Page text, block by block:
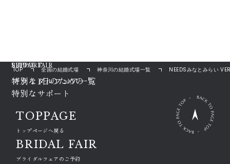
BRIDAL FAIR
ブライダルフェア一覧
SUPPORT
特別な1日のための
特別なサポート
TOP 全国の結婚式場 神奈川の結婚式場一覧 NEEDSみなとみらい
TOPPAGE
トップページへ戻る
BRIDAL FAIR
ブライダルフェアのご予約